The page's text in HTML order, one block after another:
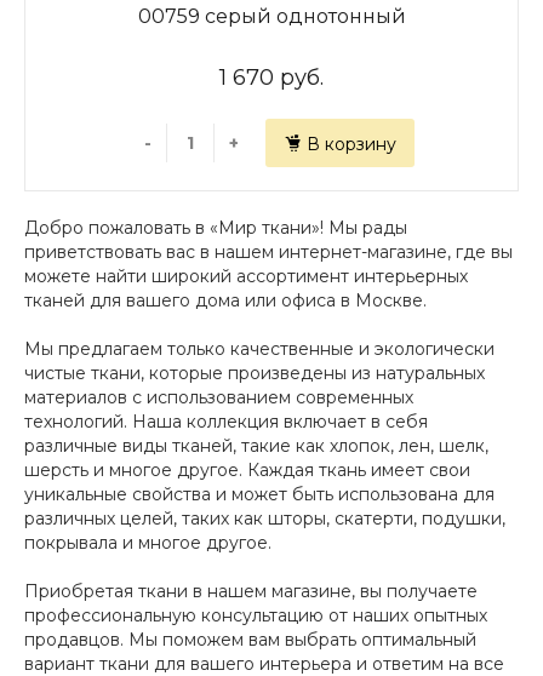
00759 серый однотонный
1 670 руб.
- + В корзину
Добро пожаловать в «Мир ткани»! Мы рады
приветствовать вас в нашем интернет-магазине, где вы
можете найти широкий ассортимент интерьерных
тканей для вашего дома или офиса в Москве.
Мы предлагаем только качественные и экологически
чистые ткани, которые произведены из натуральных
материалов с использованием современных
технологий. Наша коллекция включает в себя
различные виды тканей, такие как хлопок, лен, шелк,
шерсть и многое другое. Каждая ткань имеет свои
уникальные свойства и может быть использована для
различных целей, таких как шторы, скатерти, подушки,
покрывала и многое другое.
Приобретая ткани в нашем магазине, вы получаете
профессиональную консультацию от наших опытных
продавцов. Мы поможем вам выбрать оптимальный
вариант ткани для вашего интерьера и ответим на все